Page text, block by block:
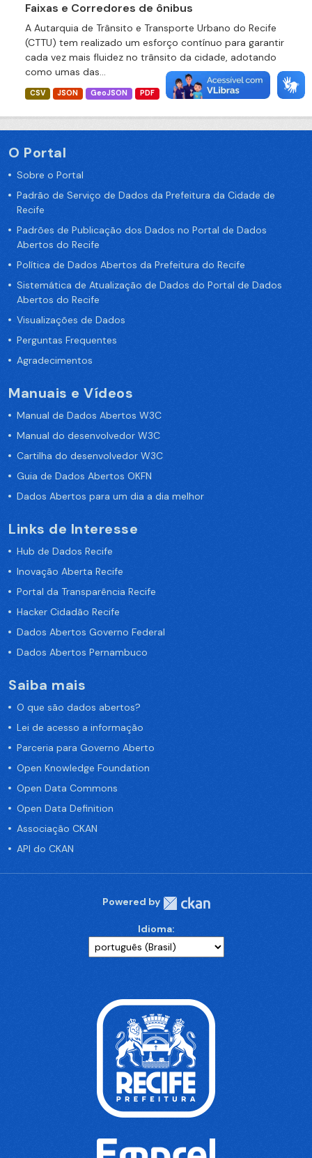
Faixas e Corredores de ônibus
A Autarquia de Trânsito e Transporte Urbano do Recife
(CTTU) tem realizado um esforço contínuo para garantir
cada vez mais fluidez no trânsito da cidade, adotando
como umas das...
CSV JSON GeoJSON PDF
O Portal
Sobre o Portal
Padrão de Serviço de Dados da Prefeitura da Cidade de
Recife
Padrões de Publicação dos Dados no Portal de Dados
Abertos do Recife
Política de Dados Abertos da Prefeitura do Recife
Sistemática de Atualização de Dados do Portal de Dados
Abertos do Recife
Visualizações de Dados
Perguntas Frequentes
Agradecimentos
Manuais e Vídeos
Manual de Dados Abertos W3C
Manual do desenvolvedor W3C
Cartilha do desenvolvedor W3C
Guia de Dados Abertos OKFN
Dados Abertos para um dia a dia melhor
Links de Interesse
Hub de Dados Recife
Inovação Aberta Recife
Portal da Transparência Recife
Hacker Cidadão Recife
Dados Abertos Governo Federal
Dados Abertos Pernambuco
Saiba mais
O que são dados abertos?
Lei de acesso a informação
Parceria para Governo Aberto
Open Knowledge Foundation
Open Data Commons
Open Data Definition
Associação CKAN
API do CKAN
Powered by
Idioma